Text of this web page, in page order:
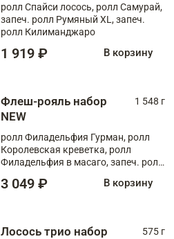
ролл Спайси лосось, ролл Самурай,
запеч. ролл Румяный XL, запеч.
ролл Килиманджаро
1 919 ₽ В корзину
Флеш-рояль набор
NEW
1 548 г
ролл Филадельфия Гурман, ролл
Королевская креветка, ролл
Филадельфия в масаго, запеч. ролл
Тигровая креветка с моцареллой,
3 049 ₽ В корзину
Лосось трио набор
575 г